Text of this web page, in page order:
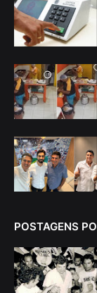
POSTAGENS